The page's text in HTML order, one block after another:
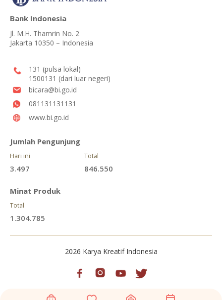
Bank Indonesia
Jl. M.H. Thamrin No. 2
Jakarta 10350 – Indonesia
131 (pulsa lokal)
1500131 (dari luar negeri)
bicara@bi.go.id
081131131131
www.bi.go.id
Jumlah Pengunjung
Hari ini
3.497
Total
846.550
Minat Produk
Total
1.304.785
2026 Karya Kreatif Indonesia